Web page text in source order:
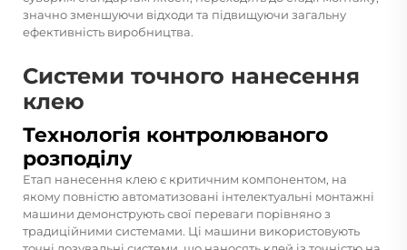
значно зменшуючи відходи та підвищуючи загальну
ефективність виробництва.
Системи точного нанесення
клею
Технологія контролюваного
розподілу
Етап нанесення клею є критичним компонентом, на
якому повністю автоматизовані інтелектуальні монтажні
машини демонструють свої переваги порівняно з
традиційними системами. Ці машини використовують